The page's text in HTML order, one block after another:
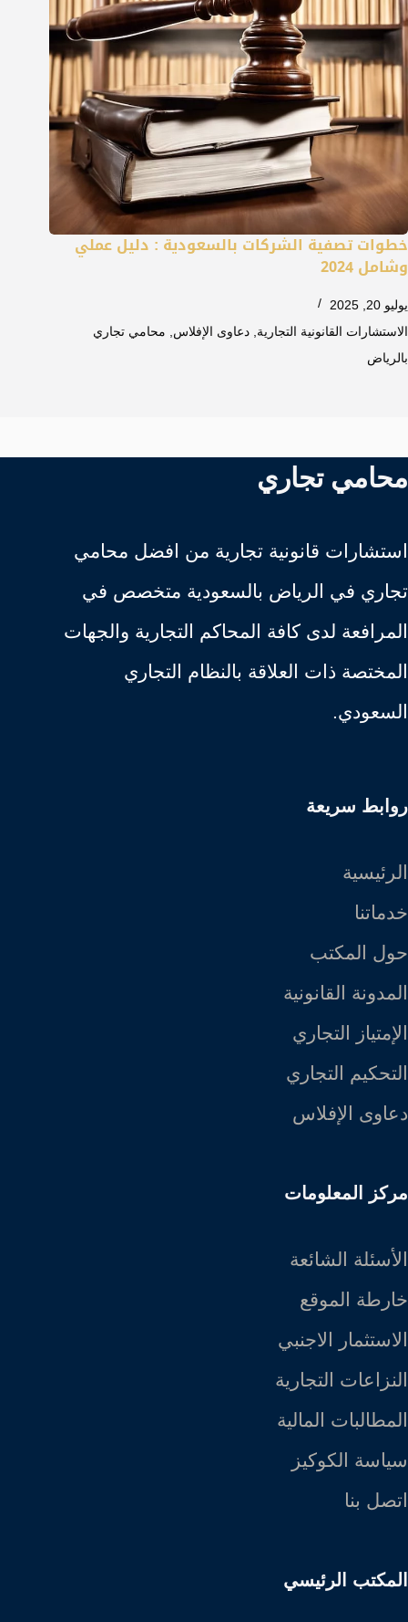
خطوات تصفية الشركات بالسعودية : دليل عملي
وشامل 2024
يوليو 20, 2025
الاستشارات القانونية التجارية دعاوى الإفلاس
محامي تجاري
بالرياض
محامي تجاري
استشارات قانونية تجارية من افضل محامي
تجاري في الرياض بالسعودية متخصص في
المرافعة لدى كافة المحاكم التجارية والجهات
المختصة ذات العلاقة بالنظام التجاري
السعودي.
روابط سريعة
الرئيسية
خدماتنا
حول المكتب
المدونة القانونية
الإمتياز التجاري
التحكيم التجاري
دعاوى الإفلاس
مركز المعلومات
الأسئلة الشائعة
خارطة الموقع
الاستثمار الاجنبي
النزاعات التجارية
المطالبات المالية
سياسة الكوكيز
اتصل بنا
المكتب الرئيسي